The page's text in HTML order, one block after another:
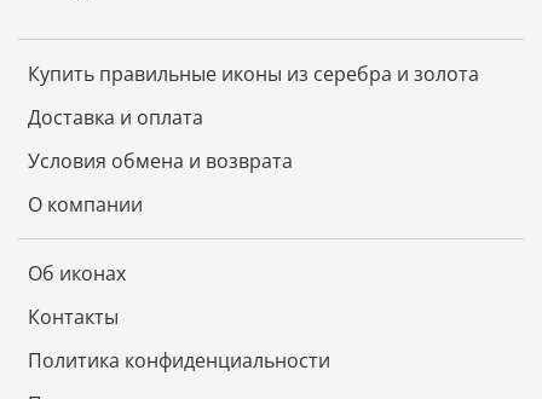
Купить правильные иконы из серебра и золота
Доставка и оплата
Условия обмена и возврата
О компании
Об иконах
Контакты
Политика конфиденциальности